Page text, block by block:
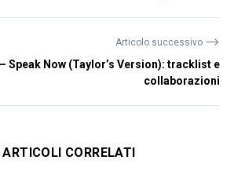
Articolo successivo ⟶
Speak Now (Taylor’s Version): tracklist e
collaborazioni
ARTICOLI CORRELATI